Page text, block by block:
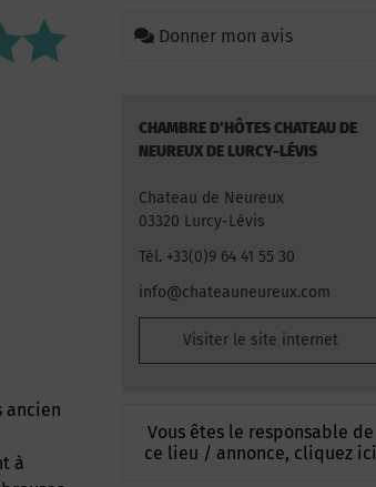
ancien
à
Donner mon avis
CHAMBRE D'HÔTES CHATEAU DE
NEUREUX DE LURCY-LÉVIS
Chateau de Neureux
03320 Lurcy-Lévis
Tél. +33(0)9 64 41 55 30
info@chateauneureux.com
Visiter le site internet
Vous êtes le responsable de
ce lieu / annonce, cliquez ici